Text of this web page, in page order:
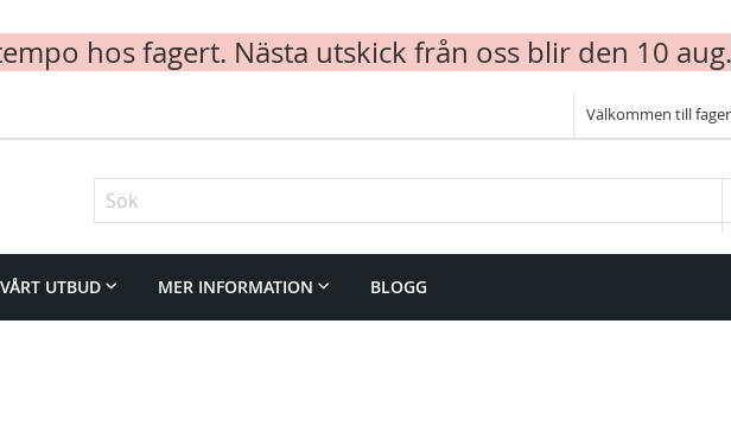
hos fagert. Nästa utskick från oss blir den 10 aug.
Välkommen till
Sök
VÅRT UTBUD MER INFORMATION BLOGG